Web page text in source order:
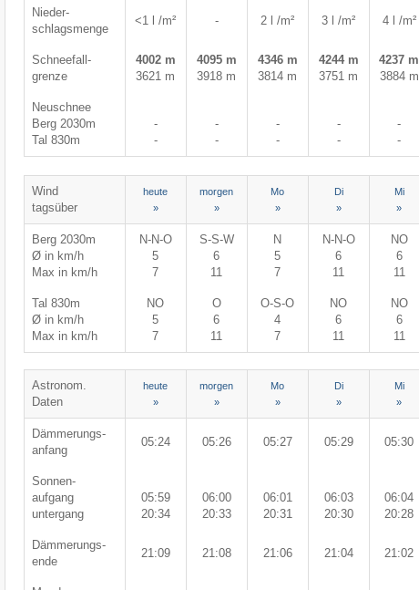
Nieder-
schlagsmenge
<1 l /m² - 2 l /m² 3 l /m² 4 l /m²
Schneefall-
grenze
4002 m
3621 m
4095 m
3918 m
4346 m
3814 m
4244 m
3751 m
4237 m
3884 m
Neuschnee
Berg 2030m
Tal 830m
-
-
-
-
-
-
-
-
-
-
Wind
tagsüber
heute
»
morgen
»
Mo
»
Di
»
Mi
»
Berg 2030m
Ø in km/h
Max in km/h
N-N-O
5
7
S-S-W
6
11
N
5
7
N-N-O
6
11
NO
6
11
Tal 830m
Ø in km/h
Max in km/h
NO
5
7
O
6
11
O-S-O
4
7
NO
6
11
NO
6
11
Astronom.
Daten
heute
»
morgen
»
Mo
»
Di
»
Mi
»
Dämmerungs-
anfang
05:24 05:26 05:27 05:29 05:30
Sonnen-
aufgang
untergang
05:59
20:34
06:00
20:33
06:01
20:31
06:03
20:30
06:04
20:28
Dämmerungs-
ende
21:09 21:08 21:06 21:04 21:02